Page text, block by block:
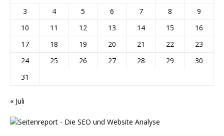
3
4 5 6 7 8
9
10
11 12 13 14 15
16
17
18 19 20 21 22
23
24
25 26 27 28 29
30
31
« Juli